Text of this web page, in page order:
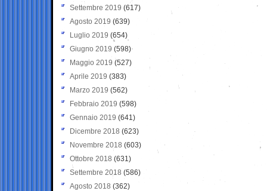
Settembre 2019 (617)
Agosto 2019 (639)
Luglio 2019 (654)
Giugno 2019 (598)
Maggio 2019 (527)
Aprile 2019 (383)
Marzo 2019 (562)
Febbraio 2019 (598)
Gennaio 2019 (641)
Dicembre 2018 (623)
Novembre 2018 (603)
Ottobre 2018 (631)
Settembre 2018 (586)
Agosto 2018 (362)